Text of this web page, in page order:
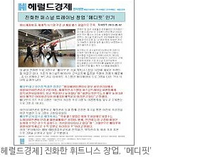
[헤럴드경제]진화한 휘트니스 창업, ‘메디핏’